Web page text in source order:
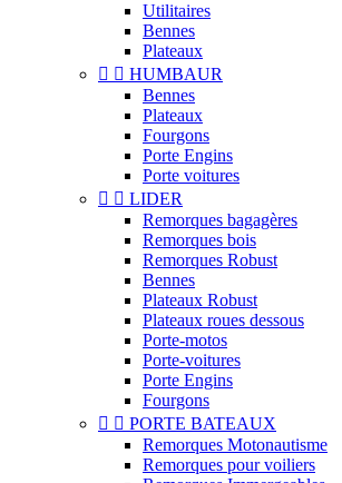
Utilitaires
Bennes
Plateaux
  HUMBAUR
Bennes
Plateaux
Fourgons
Porte Engins
Porte voitures
  LIDER
Remorques bagagères
Remorques bois
Remorques Robust
Bennes
Plateaux Robust
Plateaux roues dessous
Porte-motos
Porte-voitures
Porte Engins
Fourgons
  PORTE BATEAUX
Remorques Motonautisme
Remorques pour voiliers